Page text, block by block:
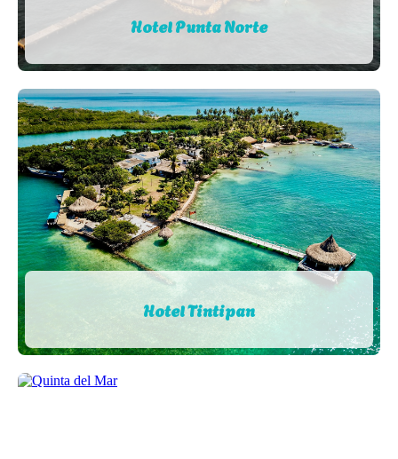
Hotel Punta Norte
Hotel Tintipan